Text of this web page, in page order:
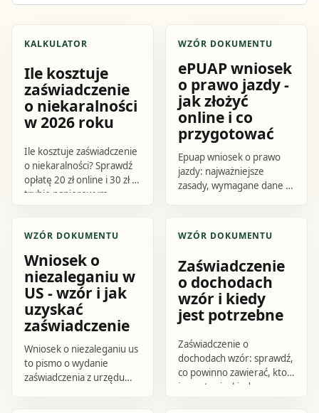
KALKULATOR
Ile kosztuje
zaświadczenie
o niekaralności
w 2026 roku
Ile kosztuje zaświadczenie
o niekaralności? Sprawdź
opłatę 20 zł online i 30 zł w
trybie papierowym,
oczekiwania i kalkulator
WZÓR DOKUMENTU
ePUAP wniosek
o prawo jazdy -
jak złożyć
online i co
przygotować
Epuap wniosek o prawo
jazdy: najważniejsze
zasady, wymagane dane i
się do działania i czego
uniknąć.
WZÓR DOKUMENTU
Wniosek o
niezaleganiu w
US - wzór i jak
uzyskać
zaświadczenie
Wniosek o niezaleganiu us
to pismo o wydanie
zaświadczenia z urzędu
WZÓR DOKUMENTU
Zaświadczenie
o dochodach
wzór i kiedy
jest potrzebne
Zaświadczenie o
dochodach wzór: sprawdź,
co powinno zawierać, kto
je wystawia, kiedy